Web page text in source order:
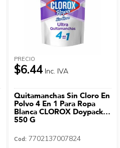
PRECIO
$6.44 Inc. IVA
Quitamanchas Sin Cloro En
Polvo 4 En 1 Para Ropa
Blanca CLOROX Doypack
550 G
Cod: 7702137007824